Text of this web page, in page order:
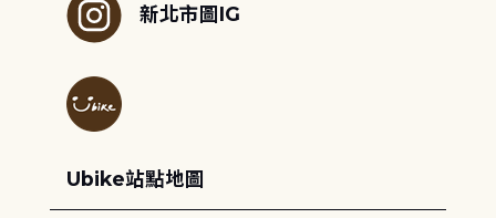
新北市圖IG
Ubike站點地圖